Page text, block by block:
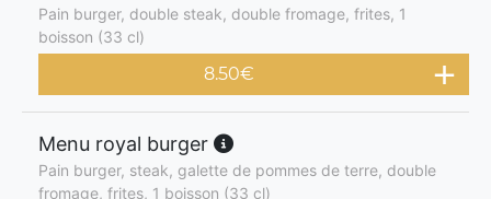
Pain burger, double steak, double fromage, frites, 1
boisson (33 cl)
8.50€
Menu royal burger
Pain burger, steak, galette de pommes de terre, double
fromage, frites, 1 boisson (33 cl)